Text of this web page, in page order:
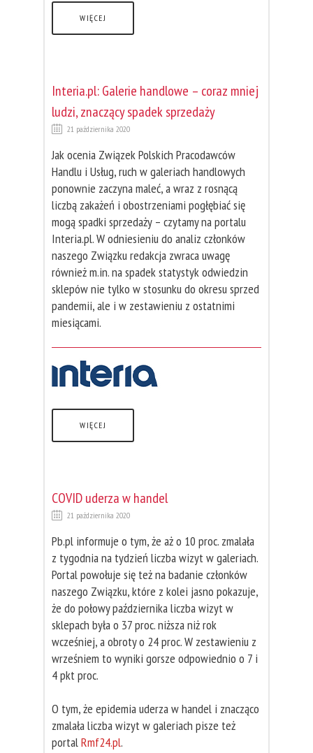
WIĘCEJ
Interia.pl: Galerie handlowe – coraz mniej
ludzi, znaczący spadek sprzedaży
21 października 2020
Jak ocenia Związek Polskich Pracodawców
Handlu i Usług, ruch w galeriach handlowych
ponownie zaczyna maleć, a wraz z rosnącą
liczbą zakażeń i obostrzeniami pogłębiać się
mogą spadki sprzedaży – czytamy na portalu
Interia.pl. W odniesieniu do analiz członków
naszego Związku redakcja zwraca uwagę
również m.in. na spadek statystyk odwiedzin
sklepów nie tylko w stosunku do okresu sprzed
pandemii, ale i w zestawieniu z ostatnimi
miesiącami.
WIĘCEJ
COVID uderza w handel
21 października 2020
Pb.pl informuje o tym, że aż o 10 proc. zmalała
z tygodnia na tydzień liczba wizyt w galeriach.
Portal powołuje się też na badanie członków
naszego Związku, które z kolei jasno pokazuje,
że do połowy października liczba wizyt w
sklepach była o 37 proc. niższa niż rok
wcześniej, a obroty o 24 proc. W zestawieniu z
wrześniem to wyniki gorsze odpowiednio o 7 i
4 pkt proc.
O tym, że epidemia uderza w handel i znacząco
zmalała liczba wizyt w galeriach pisze też
portalRmf24.pl.